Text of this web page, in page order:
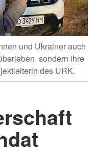
und Ukrainer auch
sondern ihre
des URK.